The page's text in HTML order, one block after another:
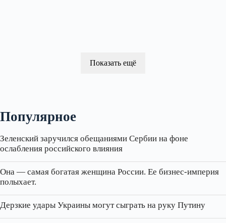
Показать ещё
Популярное
Зеленский заручился обещаниями Сербии на фоне
ослабления российского влияния
Она — самая богатая женщина России. Ее бизнес‑империя
полыхает.
Дерзкие удары Украины могут сыграть на руку Путину